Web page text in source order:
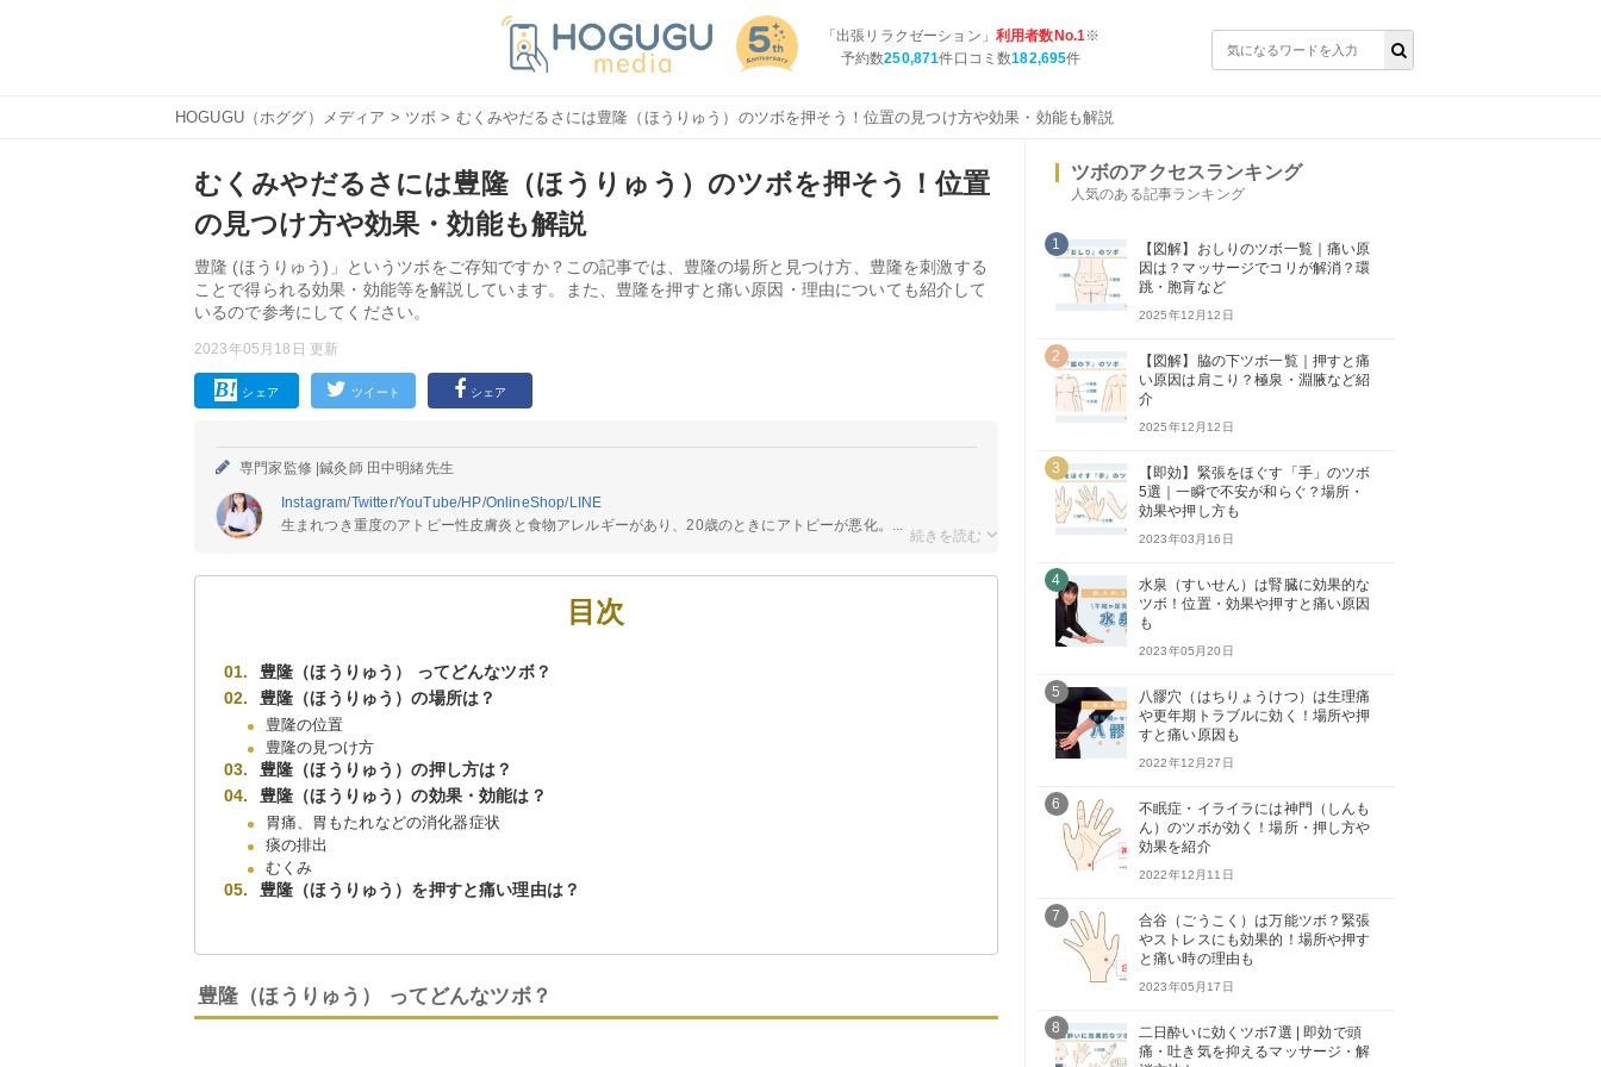
「出張リラクゼーション」 利用者数No.1※
予約数250,871件口コミ数182,695件
HOGUGU（ホググ）メディア > ツボ > むくみやだるさには豊隆（ほうりゅう）のツボを押そう！位置の見つけ方や効果・効能も解説
むくみやだるさには豊隆（ほうりゅう）のツボを押そう！位置
の見つけ方や効果・効能も解説
豊隆 (ほうりゅう)」というツボをご存知ですか？この記事では、豊隆の場所と見つけ方、豊隆を刺激する
ことで得られる効果・効能等を解説しています。また、豊隆を押すと痛い原因・理由についても紹介して
いるので参考にしてください。
2023年05月18日 更新
シェア ツイート シェア
専門家監修 |鍼灸師 田中明緒先生
Instagram/Twitter/YouTube/HP/OnlineShop/LINE
生まれつき重度のアトピー性皮膚炎と食物アレルギーがあり、20歳のときにアトピーが悪化。...
目次
豊隆（ほうりゅう） ってどんなツボ？
豊隆（ほうりゅう）の場所は？
豊隆の位置
豊隆の見つけ方
豊隆（ほうりゅう）の押し方は？
豊隆（ほうりゅう）の効果・効能は？
胃痛、胃もたれなどの消化器症状
痰の排出
むくみ
豊隆（ほうりゅう）を押すと痛い理由は？
豊隆（ほうりゅう） ってどんなツボ？
ツボのアクセスランキング
人気のある記事ランキング
1
【図解】おしりのツボ一覧｜痛い原
因は？マッサージでコリが解消？環
跳・胞肓など
2025年12月12日
2
【図解】脇の下ツボ一覧｜押すと痛
い原因は肩こり？極泉・淵腋など紹
介
2025年12月12日
3
【即効】緊張をほぐす「手」のツボ
5選｜一瞬で不安が和らぐ？場所・
効果や押し方も
2023年03月16日
4
水泉（すいせん）は腎臓に効果的な
ツボ！位置・効果や押すと痛い原因
も
2023年05月20日
5
八髎穴（はちりょうけつ）は生理痛
や更年期トラブルに効く！場所や押
すと痛い原因も
2022年12月27日
6
不眠症・イライラには神門（しんも
ん）のツボが効く！場所・押し方や
効果を紹介
2022年12月11日
7
合谷（ごうこく）は万能ツボ？緊張
やストレスにも効果的！場所や押す
と痛い時の理由も
2023年05月17日
8
二日酔いに効くツボ7選 | 即効で頭
痛・吐き気を抑えるマッサージ・解